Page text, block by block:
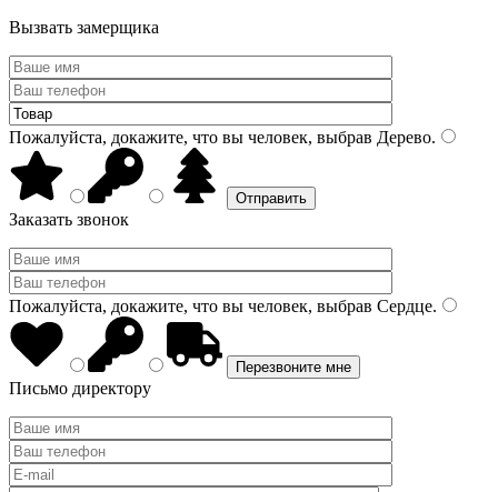
Вызвать замерщика
Пожалуйста, докажите, что вы человек, выбрав Дерево.
Заказать звонок
Пожалуйста, докажите, что вы человек, выбрав Сердце.
Письмо директору